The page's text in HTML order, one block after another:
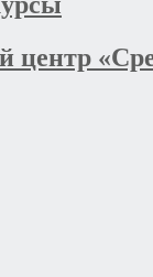
центр